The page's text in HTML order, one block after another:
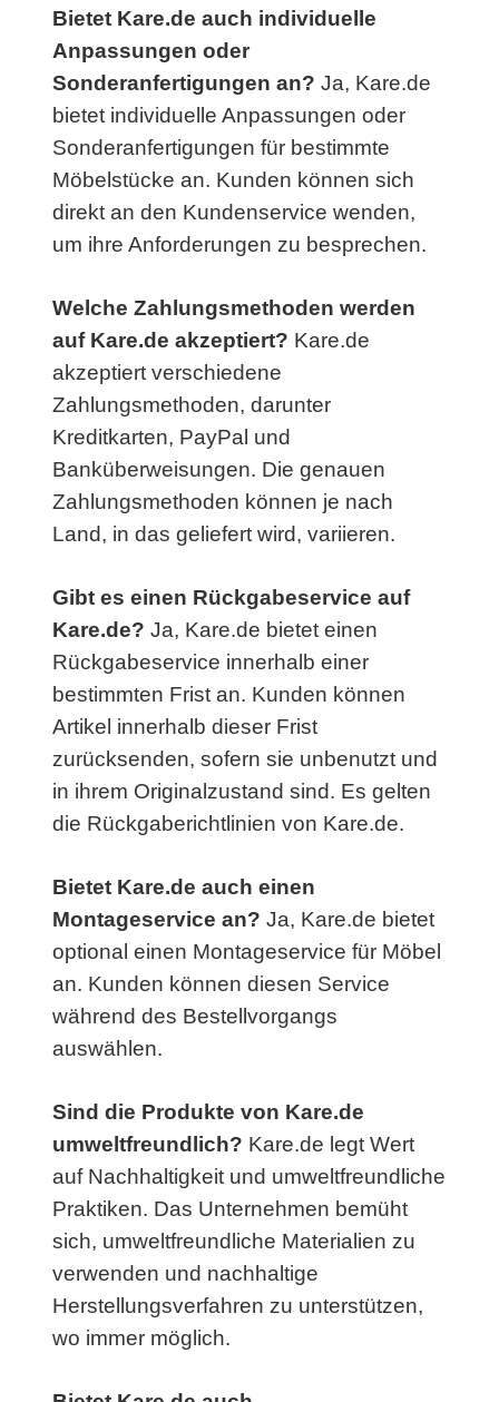
Bietet Kare.de auch individuelle
Anpassungen oder
Sonderanfertigungen an? Ja, Kare.de
bietet individuelle Anpassungen oder
Sonderanfertigungen für bestimmte
Möbelstücke an. Kunden können sich
direkt an den Kundenservice wenden,
um ihre Anforderungen zu besprechen.
Welche Zahlungsmethoden werden
auf Kare.de akzeptiert? Kare.de
akzeptiert verschiedene
Zahlungsmethoden, darunter
Kreditkarten, PayPal und
Banküberweisungen. Die genauen
Zahlungsmethoden können je nach
Land, in das geliefert wird, variieren.
Gibt es einen Rückgabeservice auf
Kare.de? Ja, Kare.de bietet einen
Rückgabeservice innerhalb einer
bestimmten Frist an. Kunden können
Artikel innerhalb dieser Frist
zurücksenden, sofern sie unbenutzt und
in ihrem Originalzustand sind. Es gelten
die Rückgaberichtlinien von Kare.de.
Bietet Kare.de auch einen
Montageservice an? Ja, Kare.de bietet
optional einen Montageservice für Möbel
an. Kunden können diesen Service
während des Bestellvorgangs
auswählen.
Sind die Produkte von Kare.de
umweltfreundlich? Kare.de legt Wert
auf Nachhaltigkeit und umweltfreundliche
Praktiken. Das Unternehmen bemüht
sich, umweltfreundliche Materialien zu
verwenden und nachhaltige
Herstellungsverfahren zu unterstützen,
wo immer möglich.